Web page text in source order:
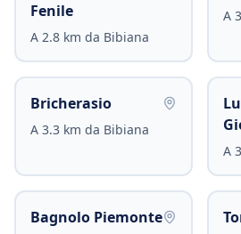
Fenile
A 2.8 km da Bibiana
A
Bricherasio
A 3.3 km da Bibiana
A
Bagnolo Piemonte